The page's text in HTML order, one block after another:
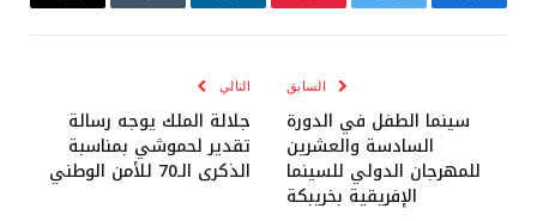
فيسبوك تويتر بينتيريستلينكدإن Tumblr
البريد
السابق
سينما الطفل في الدورة
السادسة والعشرين
للمهرجان الدولي للسينما
الإفريقية بخريبكة
التالي
جلالة الملك يوجه رسالة
تقدير لحموشي بمناسبة
الذكرى الـ70 للأمن الوطني